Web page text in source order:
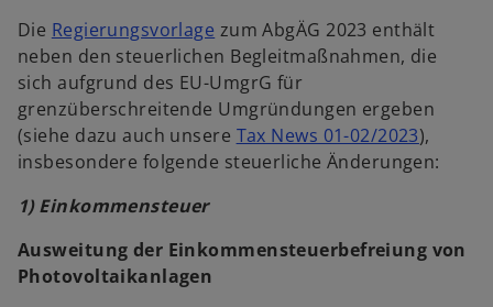
r
t
e
g
e
ö
f
f
n
e
t
r
t
e
g
e
ö
f
f
n
e
t
Die Regierungsvorlage zum AbgÄG 2023 enthält
neben den steuerlichen Begleitmaßnahmen, die
sich aufgrund des EU-UmgrG für
grenzüberschreitende Umgründungen ergeben
(siehe dazu auch unsere Tax News 01-02/2023),
insbesondere folgende steuerliche Änderungen:
1) Einkommensteuer
Ausweitung der Einkommensteuerbefreiung von
Photovoltaikanlagen